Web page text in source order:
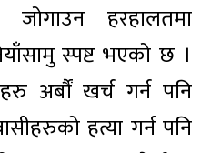
हरहालतमा
स्पष्ट भएको छ ।
अर्बौं खर्च गर्न पनि
हत्या गर्न पनि